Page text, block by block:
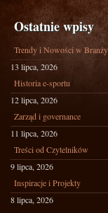
Ostatnie wpisy
Trendy i Nowości w Branży
13 lipca, 2026
Historia e-sportu
12 lipca, 2026
Zarząd i governance
11 lipca, 2026
Treści od Czytelników
9 lipca, 2026
Inspiracje i Projekty
8 lipca, 2026